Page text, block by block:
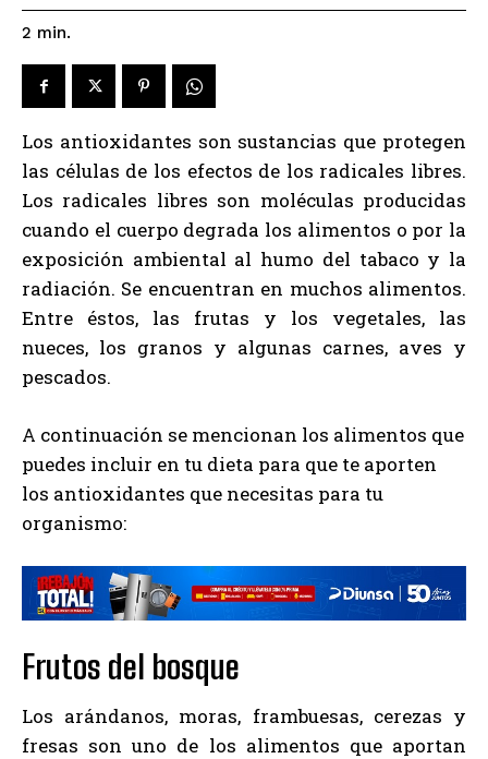
2 min.
Los antioxidantes son sustancias que protegen
las células de los efectos de los radicales libres.
Los radicales libres son moléculas producidas
cuando el cuerpo degrada los alimentos o por la
exposición ambiental al humo del tabaco y la
radiación. Se encuentran en muchos alimentos.
Entre éstos, las frutas y los vegetales, las
nueces, los granos y algunas carnes, aves y
pescados.
A continuación se mencionan los alimentos que
puedes incluir en tu dieta para que te aporten
los antioxidantes que necesitas para tu
organismo:
Frutos del bosque
Los arándanos, moras, frambuesas, cerezas y
fresas son uno de los alimentos que aportan